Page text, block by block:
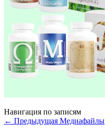
Навигация по записям
← Предыдущая Медиафайлы